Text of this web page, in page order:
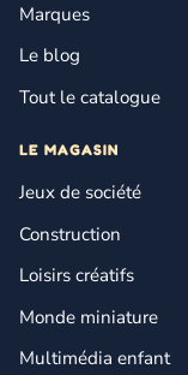
Marques
Le blog
Tout le catalogue
LE MAGASIN
Jeux de société
Construction
Loisirs créatifs
Monde miniature
Multimédia enfant